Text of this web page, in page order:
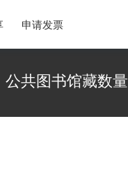
申请发票
公共图书馆藏数量